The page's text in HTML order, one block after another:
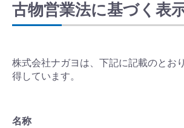
古物営業法に基づく表
株式会社ナガヨは、下記に記載のとお
得しています。
名称